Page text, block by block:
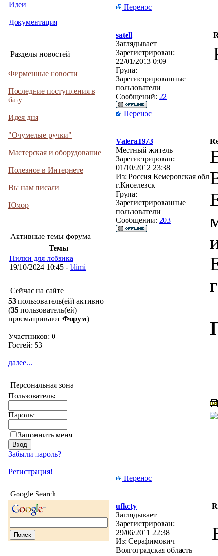
Идеи
Документация
Разделы новостей
Фирменные новости
Последние поступления в
базу
Идея дня
"Очумелые ручки"
Мастерская и оборудование
Полезное в Интернете
Вы нам писали
Юмор
Активные темы форума
Темы
Пилки для лобзика
19/10/2024 10:45 - blimi
Сейчас на сайте
53 пользователь(ей) активно
(35 пользователь(ей)
просматривают Форум)
Участников: 0
Гостей: 53
далее...
Персональная зона
Пользователь:
Пароль:
Запомнить меня
Забыли пароль?
Регистрация!
Google Search
Перенос
satell
Заглядывает
Зарегистрирован:
22/01/2013 0:09
Група:
Зарегистрированные
пользователи
Сообщений: 22
Перенос
Valera1973
Местный житель
Зарегистрирован:
01/10/2012 23:38
Из: Россия Кемеровская обл
г.Киселевск
Група:
Зарегистрированные
пользователи
Сообщений: 203
Перенос
ufkcty
Заглядывает
Зарегистрирован:
29/06/2011 22:38
Из: Серафимович
Волгоградская область